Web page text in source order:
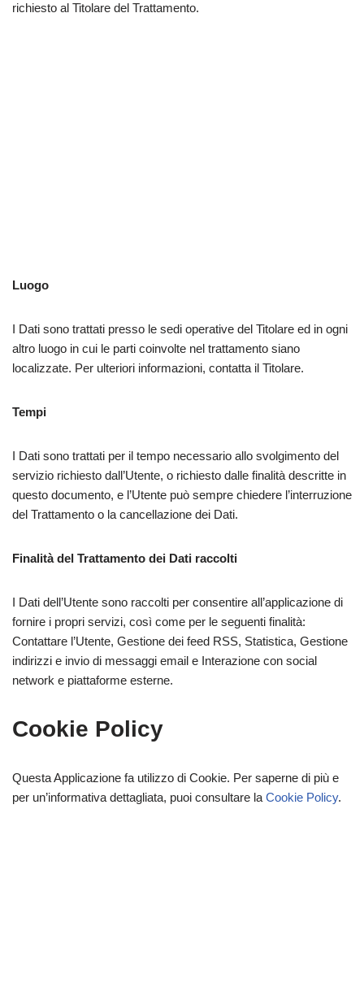
richiesto al Titolare del Trattamento.
Luogo
I Dati sono trattati presso le sedi operative del Titolare ed in ogni
altro luogo in cui le parti coinvolte nel trattamento siano
localizzate. Per ulteriori informazioni, contatta il Titolare.
Tempi
I Dati sono trattati per il tempo necessario allo svolgimento del
servizio richiesto dall’Utente, o richiesto dalle finalità descritte in
questo documento, e l’Utente può sempre chiedere l’interruzione
del Trattamento o la cancellazione dei Dati.
Finalità del Trattamento dei Dati raccolti
I Dati dell’Utente sono raccolti per consentire all’applicazione di
fornire i propri servizi, così come per le seguenti finalità:
Contattare l’Utente, Gestione dei feed RSS, Statistica, Gestione
indirizzi e invio di messaggi email e Interazione con social
network e piattaforme esterne.
Cookie Policy
Questa Applicazione fa utilizzo di Cookie. Per saperne di più e
per un’informativa dettagliata, puoi consultare la Cookie Policy.